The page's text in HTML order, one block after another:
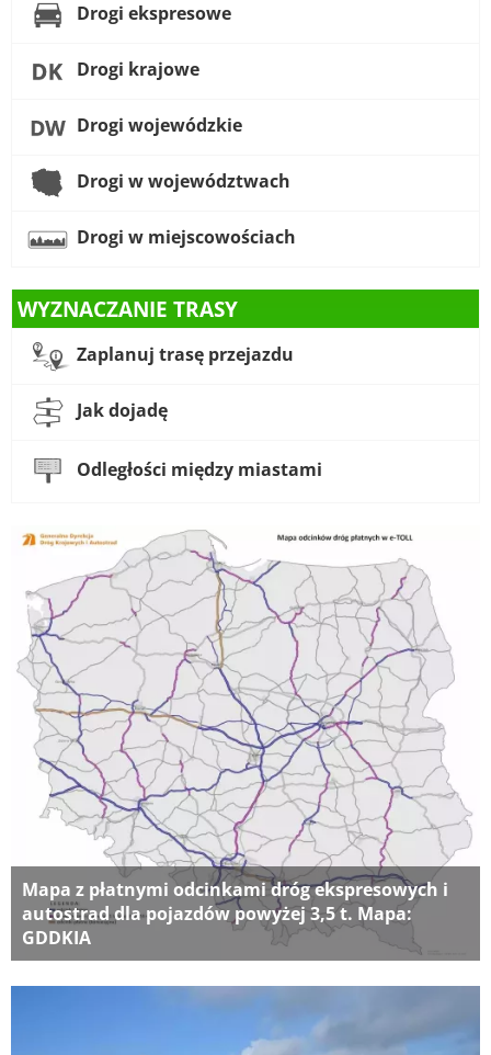
Drogi ekspresowe
Drogi krajowe
Drogi wojewódzkie
Drogi w województwach
Drogi w miejscowościach
WYZNACZANIE TRASY
Zaplanuj trasę przejazdu
Jak dojadę
Odległości między miastami
Mapa z płatnymi odcinkami dróg ekspresowych i
autostrad dla pojazdów powyżej 3,5 t. Mapa:
GDDKIA